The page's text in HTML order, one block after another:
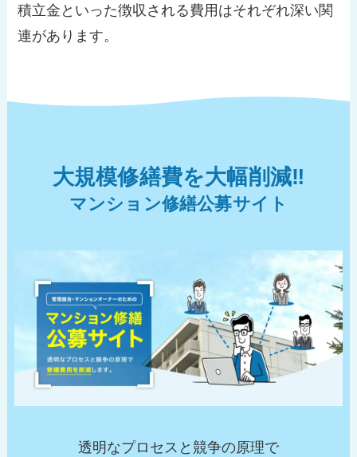
積立金といった徴収される費用はそれぞれ深い関
連があります。
大規模修繕費を大幅削減‼︎
マンション修繕公募サイト
透明なプロセスと競争の原理で